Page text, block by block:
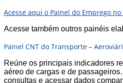
Acesse aqui o Painel do Emprego
Acesse também outros painéis
Painel CNT do Transporte –
Reúne os principais indicadores
aéreo de cargas e de
consultas e acessar dados